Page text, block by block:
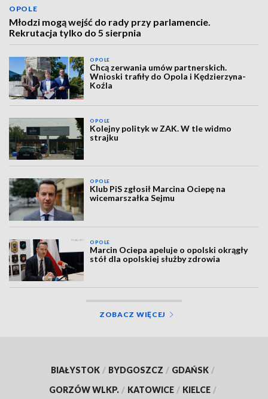
OPOLE
Młodzi mogą wejść do rady przy parlamencie.
Rekrutacja tylko do 5 sierpnia
OPOLE
Chcą zerwania umów partnerskich.
Wnioski trafiły do Opola i Kędzierzyna-
Koźla
OPOLE
Kolejny polityk w ZAK. W tle widmo
strajku
OPOLE
Klub PiS zgłosił Marcina Ociepę na
wicemarszałka Sejmu
OPOLE
Marcin Ociepa apeluje o opolski okrągły
stół dla opolskiej służby zdrowia
ZOBACZ WIĘCEJ
BIAŁYSTOK / BYDGOSZCZ / GDAŃSK /
GORZÓW WLKP. / KATOWICE / KIELCE /